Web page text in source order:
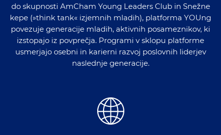
do skupnosti AmCham Young Leaders Club in Snežne
kepe (»think tank« izjemnih mladih), platforma YOUng
povezuje generacije mladih, aktivnih posameznikov, ki
izstopajo iz povprečja. Programi v sklopu platforme
usmerjajo osebni in karierni razvoj poslovnih liderjev
naslednje generacije.